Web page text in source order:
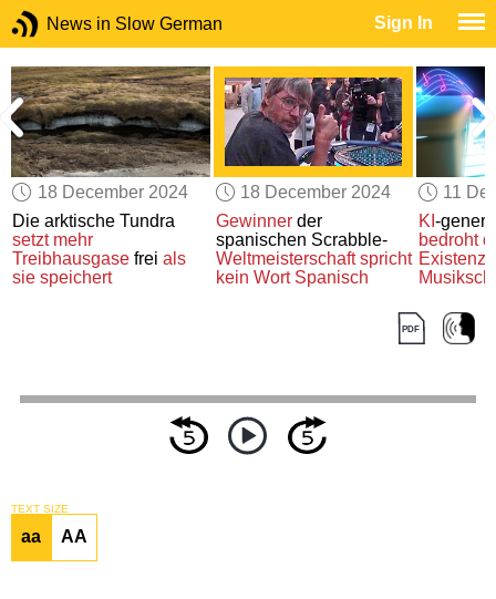
News in Slow German Sign In
18 December 2024
Die arktische Tundra
setzt mehr
Treibhausgase freials
sie speichert
18 December 2024
Gewinnerder
spanischen Scrabble-
Weltmeisterschaft spricht
kein Wort Spanisch
11
KI -
bedroht
TEXT SIZE
aa AA